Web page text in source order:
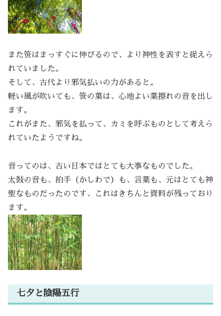
また笹はまっすぐに伸びるので、より神性を表すと捉えら
れていました。
そして、古代より邪気払いの力があると。
軽い風が吹いても、笹の葉は、心地よい葉擦れの音を出し
ます。
これがまた、邪気を払って、カミを呼ぶものとして考えら
れていたようですね。
音ってのは、古い日本ではとても大事なものでした。
太鼓の音も、拍手（かしわで）も、言葉も、元はとても神
聖なものだったのです、これはきちんと資料が残っており
ます。
七夕と陰陽五行